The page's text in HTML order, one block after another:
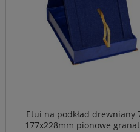
Etui na podkład drewniany
177x228mm pionowe